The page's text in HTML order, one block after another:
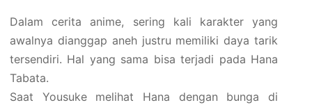
Dalam cerita anime, sering kali karakter yang
awalnya dianggap aneh justru memiliki daya tarik
tersendiri. Hal yang sama bisa terjadi pada Hana
Tabata.
Saat Yousuke melihat Hana dengan bunga di